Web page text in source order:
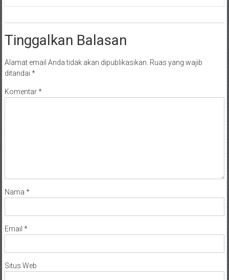
Tinggalkan Balasan
Alamat email Anda tidak akan dipublikasikan. Ruas yang wajib
ditandai *
Komentar*
Nama *
Email *
Situs Web